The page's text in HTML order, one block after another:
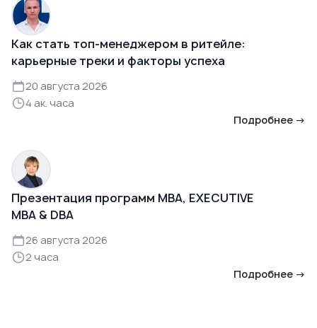
Как стать топ-менеджером в ритейле:
карьерные треки и факторы успеха
20 августа 2026
4 ак. часа
Подробнее →
Презентация программ MBA, EXECUTIVE
MBA & DBA
26 августа 2026
2 часа
Подробнее →